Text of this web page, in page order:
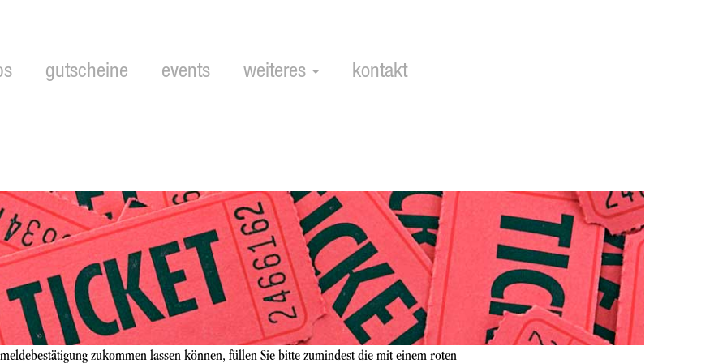
gutscheine events weiteres kontakt
zukommen lassen können, füllen Sie bitte zumindest die mit einem roten